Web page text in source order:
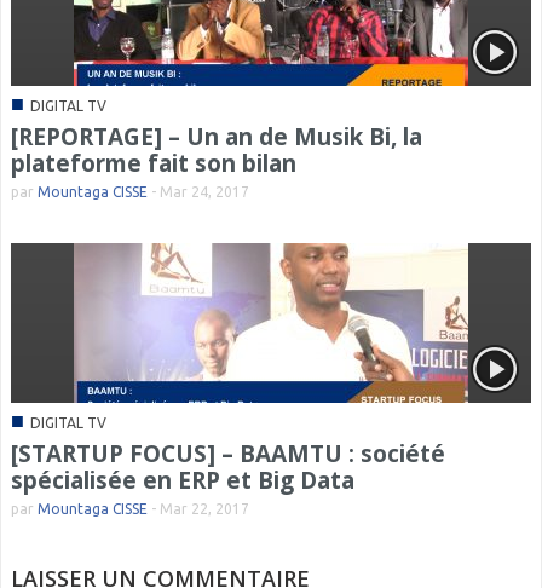
■ DIGITAL TV
[REPORTAGE] – Un an de Musik Bi, la
plateforme fait son bilan
par Mountaga CISSE - Mar 24, 2017
■ DIGITAL TV
[STARTUP FOCUS] – BAAMTU : société
spécialisée en ERP et Big Data
par Mountaga CISSE - Mar 22, 2017
LAISSER UN COMMENTAIRE